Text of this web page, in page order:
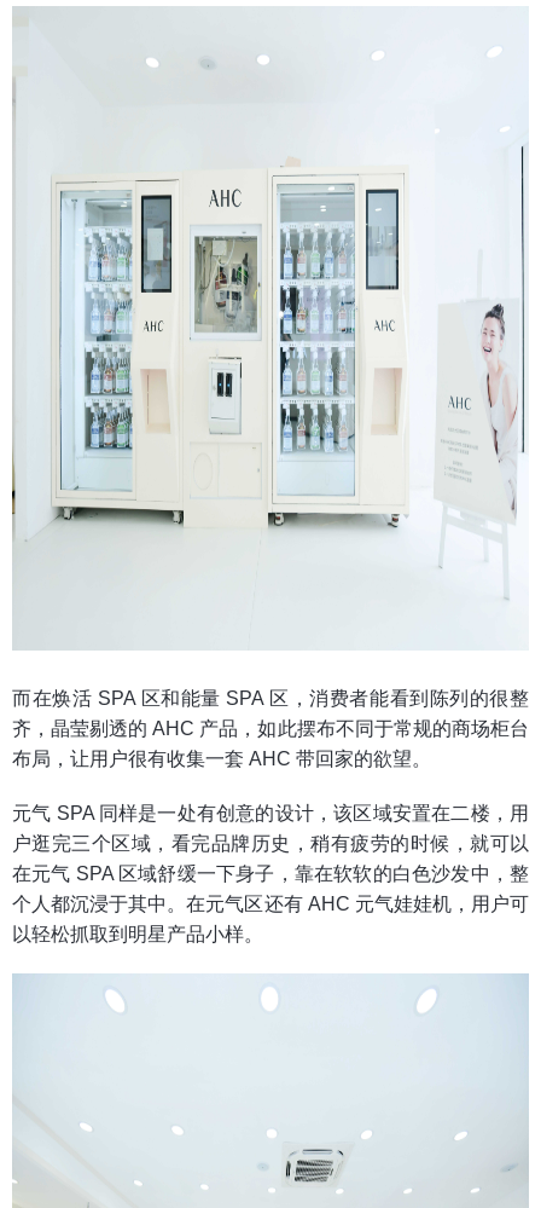
而在焕活 SPA 区和能量 SPA 区，消费者能看到陈列的很整
齐，晶莹剔透的 AHC 产品，如此摆布不同于常规的商场柜台
布局，让用户很有收集一套 AHC 带回家的欲望。
元气 SPA 同样是一处有创意的设计，该区域安置在二楼，用
户逛完三个区域，看完品牌历史，稍有疲劳的时候，就可以
在元气 SPA 区域舒缓一下身子，靠在软软的白色沙发中，整
个人都沉浸于其中。在元气区还有 AHC 元气娃娃机，用户可
以轻松抓取到明星产品小样。